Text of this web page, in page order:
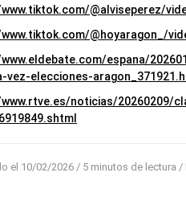
@alviseperez/
@hoyaragon_/
espana/
vez-elecciones-
noticias/20260209/
el 10/02/2026 / 5 minutos de lectura /